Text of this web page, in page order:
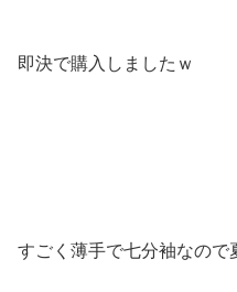
即決で購入しましたｗ
すごく薄手で七分袖なので